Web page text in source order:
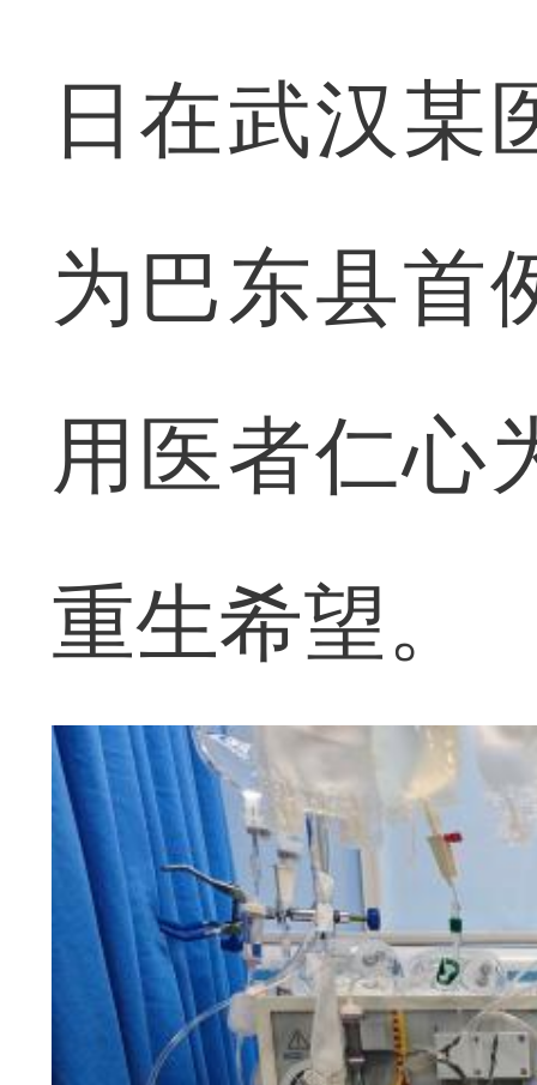
日在武汉某
为巴东县首
用医者仁心
重生希望。